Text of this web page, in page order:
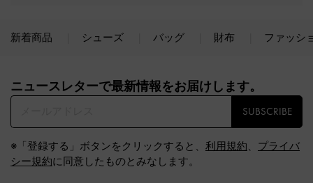
新着商品 シューズ バッグ 財布 ファッシ
ニュースレターで最新情報をお届けします。​
SUBSCRIBE
※「登録する」ボタンをクリックすると、 利用規約、 プライバ
シー規約に同意したものとみなします。